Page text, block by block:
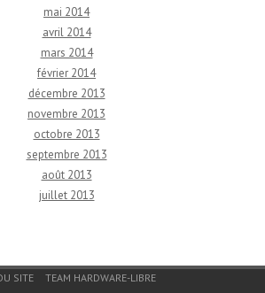
mai 2014
avril 2014
mars 2014
février 2014
décembre 2013
novembre 2013
octobre 2013
septembre 2013
août 2013
juillet 2013
SITE TEAM HARDWARE-LIBRE